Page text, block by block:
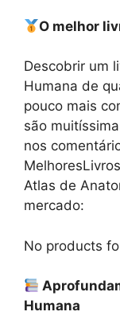
O melhor
Descobrir um
Humana de
pouco mais
são
nos
Atlas de
mercado:
No products
Humana